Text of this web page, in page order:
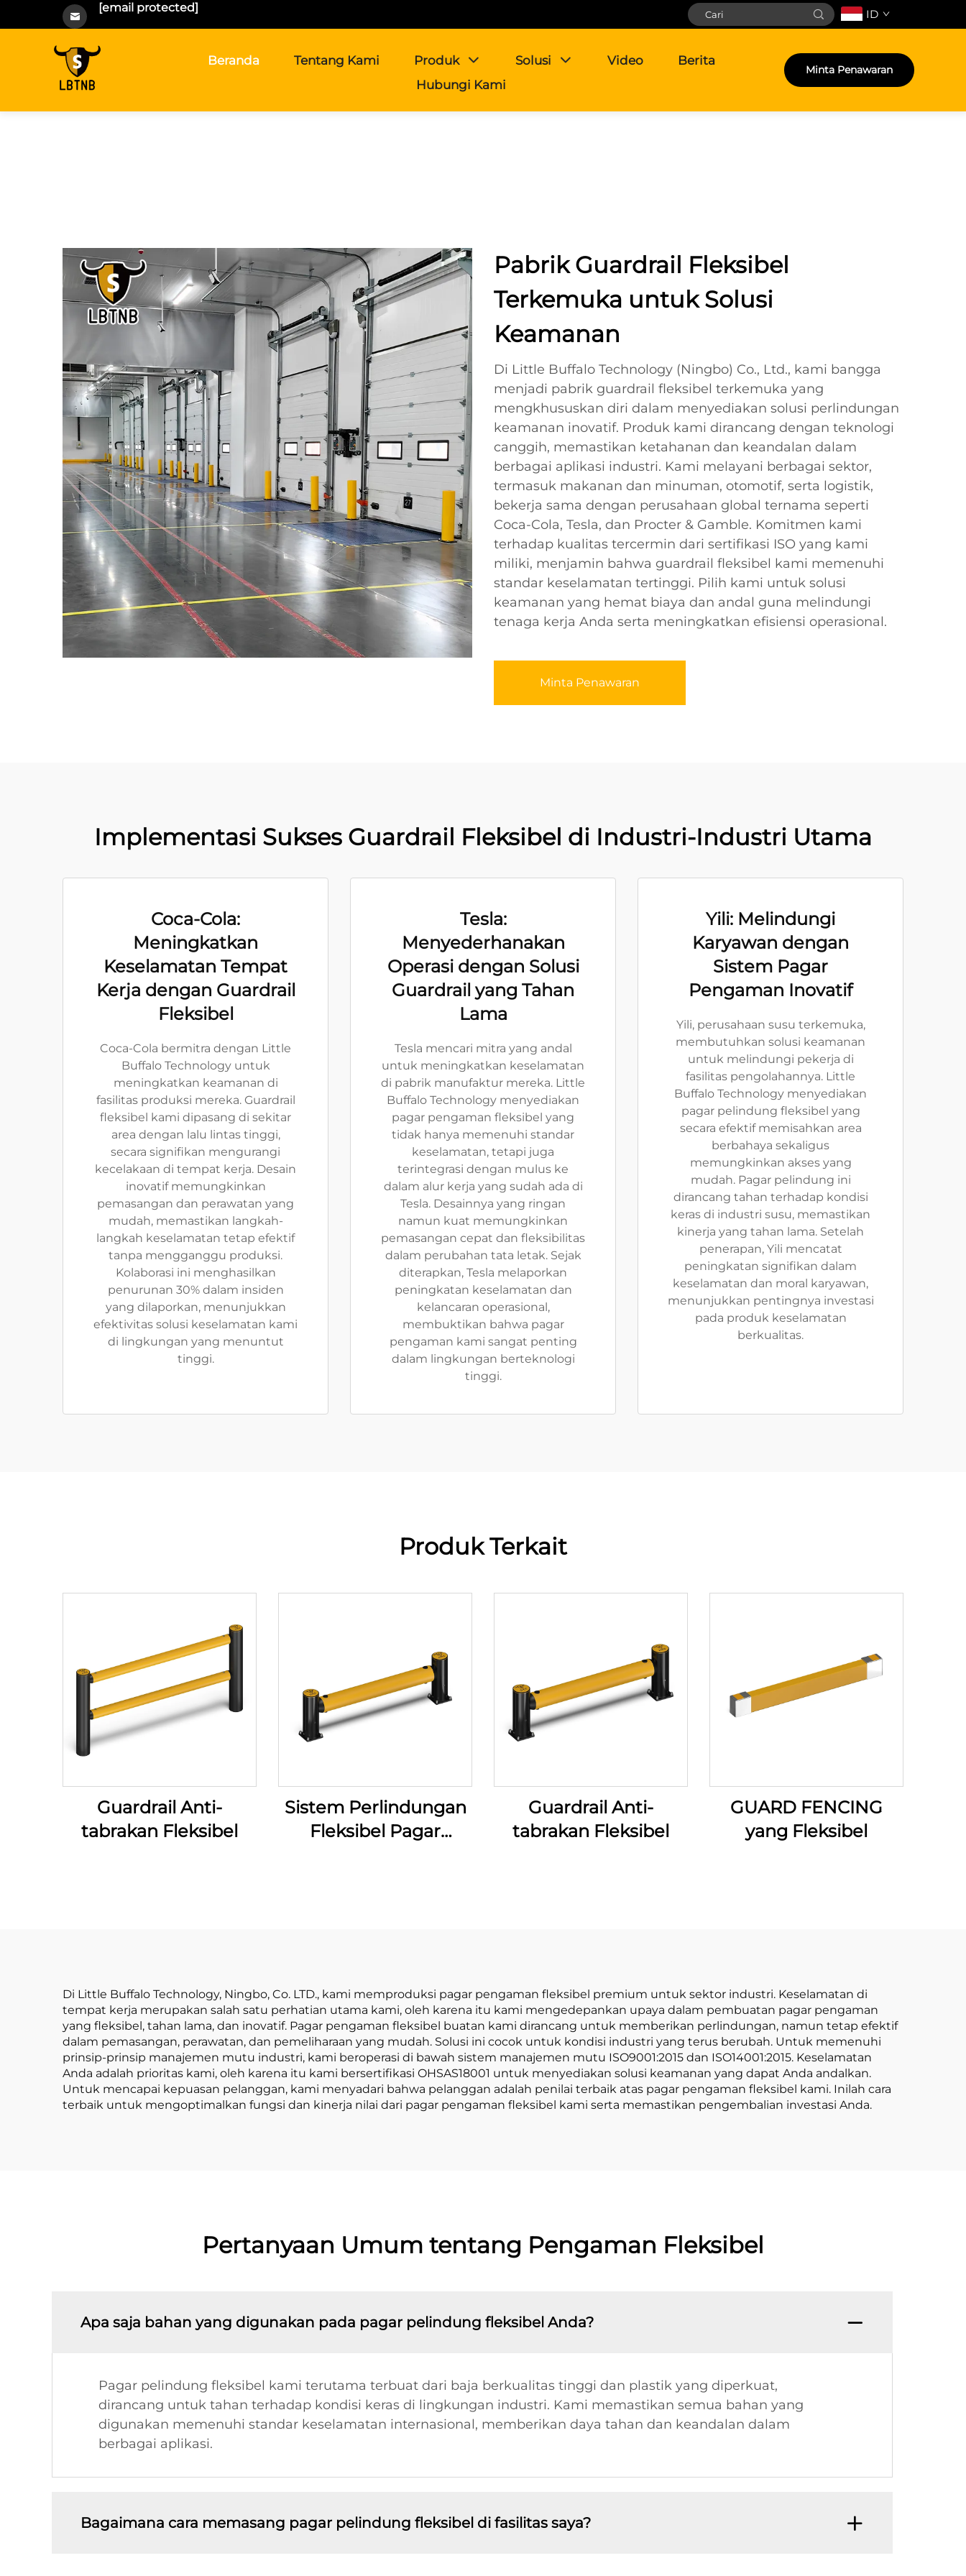
[email protected] ID
Beranda Tentang Kami Produk Solusi Video
Berita
Hubungi Kami
Minta Penawaran
Pabrik Guardrail Fleksibel
Terkemuka untuk Solusi
Keamanan
Di Little Buffalo Technology (Ningbo) Co., Ltd., kami bangga
menjadi pabrik guardrail fleksibel terkemuka yang
mengkhususkan diri dalam menyediakan solusi perlindungan
keamanan inovatif. Produk kami dirancang dengan teknologi
canggih, memastikan ketahanan dan keandalan dalam
berbagai aplikasi industri. Kami melayani berbagai sektor,
termasuk makanan dan minuman, otomotif, serta logistik,
bekerja sama dengan perusahaan global ternama seperti
Coca-Cola, Tesla, dan Procter & Gamble. Komitmen kami
terhadap kualitas tercermin dari sertifikasi ISO yang kami
miliki, menjamin bahwa guardrail fleksibel kami memenuhi
standar keselamatan tertinggi. Pilih kami untuk solusi
keamanan yang hemat biaya dan andal guna melindungi
tenaga kerja Anda serta meningkatkan efisiensi operasional.
Minta Penawaran
Implementasi Sukses Guardrail Fleksibel di Industri-Industri Utama
Coca-Cola:
Meningkatkan
Keselamatan Tempat
Kerja dengan Guardrail
Fleksibel
Coca-Cola bermitra dengan Little
Buffalo Technology untuk
meningkatkan keamanan di
fasilitas produksi mereka. Guardrail
fleksibel kami dipasang di sekitar
area dengan lalu lintas tinggi,
secara signifikan mengurangi
kecelakaan di tempat kerja. Desain
inovatif memungkinkan
pemasangan dan perawatan yang
mudah, memastikan langkah-
langkah keselamatan tetap efektif
tanpa mengganggu produksi.
Kolaborasi ini menghasilkan
penurunan 30% dalam insiden
yang dilaporkan, menunjukkan
efektivitas solusi keselamatan kami
di lingkungan yang menuntut
tinggi.
Tesla:
Menyederhanakan
Operasi dengan Solusi
Guardrail yang Tahan
Lama
Tesla mencari mitra yang andal
untuk meningkatkan keselamatan
di pabrik manufaktur mereka. Little
Buffalo Technology menyediakan
pagar pengaman fleksibel yang
tidak hanya memenuhi standar
keselamatan, tetapi juga
terintegrasi dengan mulus ke
dalam alur kerja yang sudah ada di
Tesla. Desainnya yang ringan
namun kuat memungkinkan
pemasangan cepat dan fleksibilitas
dalam perubahan tata letak. Sejak
diterapkan, Tesla melaporkan
peningkatan keselamatan dan
kelancaran operasional,
membuktikan bahwa pagar
pengaman kami sangat penting
dalam lingkungan berteknologi
tinggi.
Yili: Melindungi
Karyawan dengan
Sistem Pagar
Pengaman Inovatif
Yili, perusahaan susu terkemuka,
membutuhkan solusi keamanan
untuk melindungi pekerja di
fasilitas pengolahannya. Little
Buffalo Technology menyediakan
pagar pelindung fleksibel yang
secara efektif memisahkan area
berbahaya sekaligus
memungkinkan akses yang
mudah. Pagar pelindung ini
dirancang tahan terhadap kondisi
keras di industri susu, memastikan
kinerja yang tahan lama. Setelah
penerapan, Yili mencatat
peningkatan signifikan dalam
keselamatan dan moral karyawan,
menunjukkan pentingnya investasi
pada produk keselamatan
berkualitas.
Produk Terkait
Guardrail Anti-
tabrakan Fleksibel
Sistem Perlindungan
Fleksibel Pagar
Guardrail Anti-
tabrakan Fleksibel
GUARD FENCING
yang Fleksibel
Di Little Buffalo Technology, Ningbo, Co. LTD., kami memproduksi pagar pengaman fleksibel premium untuk sektor industri. Keselamatan di
tempat kerja merupakan salah satu perhatian utama kami, oleh karena itu kami mengedepankan upaya dalam pembuatan pagar pengaman
yang fleksibel, tahan lama, dan inovatif. Pagar pengaman fleksibel buatan kami dirancang untuk memberikan perlindungan, namun tetap efektif
dalam pemasangan, perawatan, dan pemeliharaan yang mudah. Solusi ini cocok untuk kondisi industri yang terus berubah. Untuk memenuhi
prinsip-prinsip manajemen mutu industri, kami beroperasi di bawah sistem manajemen mutu ISO9001:2015 dan ISO14001:2015. Keselamatan
Anda adalah prioritas kami, oleh karena itu kami bersertifikasi OHSAS18001 untuk menyediakan solusi keamanan yang dapat Anda andalkan.
Untuk mencapai kepuasan pelanggan, kami menyadari bahwa pelanggan adalah penilai terbaik atas pagar pengaman fleksibel kami. Inilah cara
terbaik untuk mengoptimalkan fungsi dan kinerja nilai dari pagar pengaman fleksibel kami serta memastikan pengembalian investasi Anda.
Pertanyaan Umum tentang Pengaman Fleksibel
Apa saja bahan yang digunakan pada pagar pelindung fleksibel Anda?
Pagar pelindung fleksibel kami terutama terbuat dari baja berkualitas tinggi dan plastik yang diperkuat,
dirancang untuk tahan terhadap kondisi keras di lingkungan industri. Kami memastikan semua bahan yang
digunakan memenuhi standar keselamatan internasional, memberikan daya tahan dan keandalan dalam
berbagai aplikasi.
Bagaimana cara memasang pagar pelindung fleksibel di fasilitas saya?